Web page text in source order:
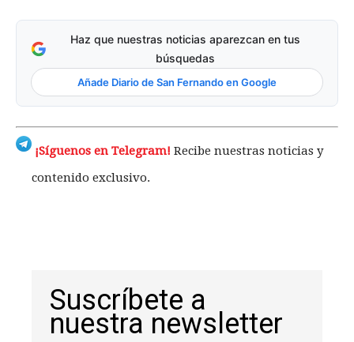
Haz que nuestras noticias aparezcan en tus
búsquedas
Añade Diario de San Fernando en Google
¡Síguenos en Telegram! Recibe nuestras noticias y
contenido exclusivo.
Suscríbete a
nuestra newsletter